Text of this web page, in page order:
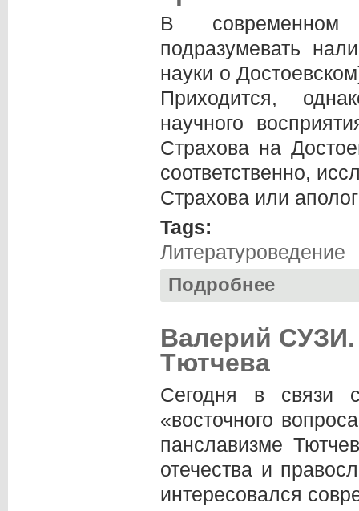
В современном
подразумевать
науки о
Приходится,
научного
Страхова на
соответственно,
Страхова или
Tags:
Литературоведение
Подробнее
Валерий СУЗИ.
Тютчева
Сегодня в связи с
«восточного
панславизме
отечества и
интересовался